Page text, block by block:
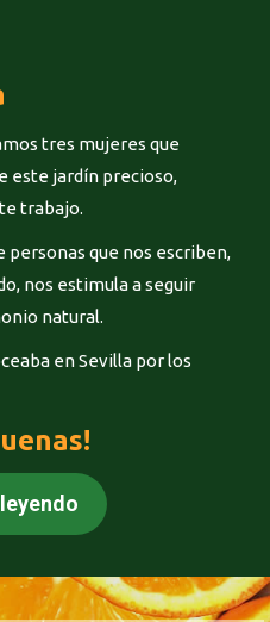
tres mujeres que
este jardín precioso,
trabajo.
personas que nos escriben,
nos estimula a seguir
natural.
en Sevilla por los